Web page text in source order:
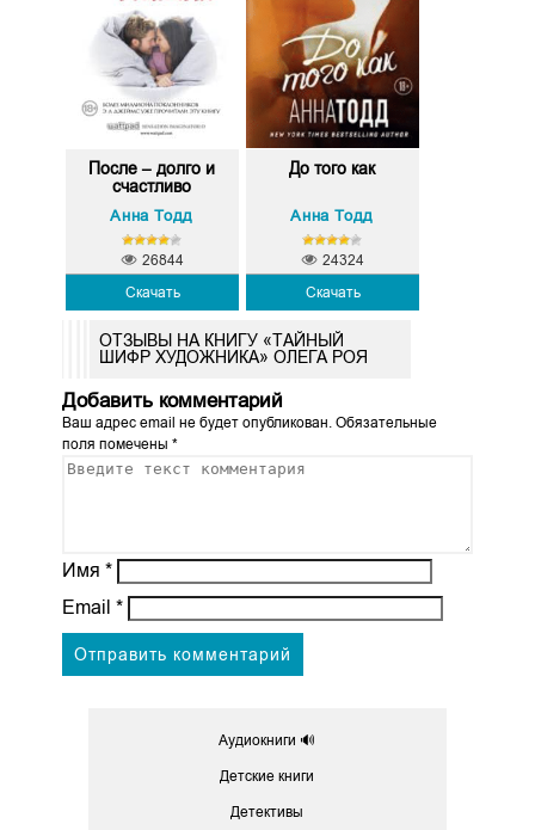
После – долго и
счастливо
Анна Тодд
Скачать
26844
До того как
Анна Тодд
Скачать
24324
ОТЗЫВЫ НА КНИГУ «ТАЙНЫЙ
ШИФР ХУДОЖНИКА» ОЛЕГА РОЯ
Добавить комментарий
Ваш адрес email не будет опубликован.Обязательные
поля помечены *
Имя *
Email *
Аудиокниги 🔊
Детские книги
Детективы